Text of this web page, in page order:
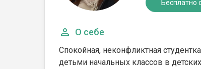
Бесплатно
О себе
Спокойная, неконфликтная
детьми начальных классов в